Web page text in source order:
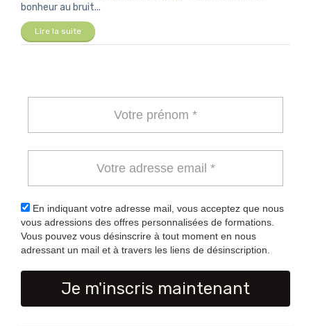
bonheur au bruit...
Lire la suite
En indiquant votre adresse mail, vous acceptez que nous
vous adressions des offres personnalisées de formations.
Vous pouvez vous désinscrire à tout moment en nous
adressant un mail et à travers les liens de désinscription.
Je m'inscris maintenant